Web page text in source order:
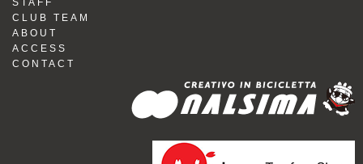
STAFF
CLUB TEAM
ABOUT
ACCESS
CONTACT